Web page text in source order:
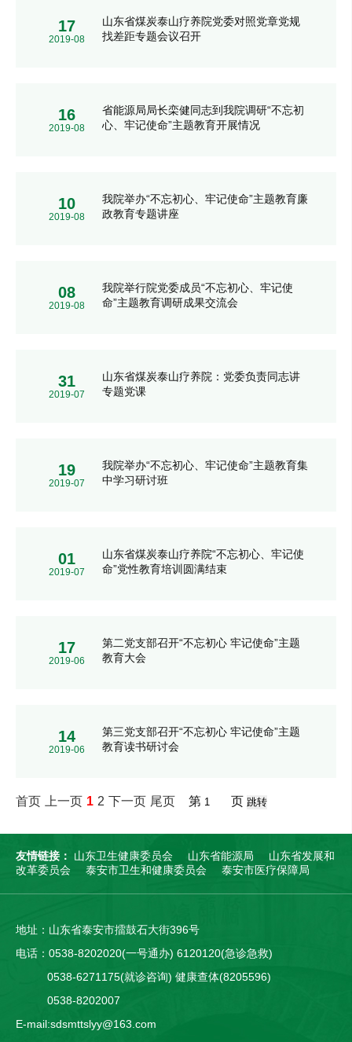
17
2019-08
山东省煤炭泰山疗养院党委对照党章党规
找差距专题会议召开
16
2019-08
省能源局局长栾健同志到我院调研“不忘初
心、牢记使命”主题教育开展情况
10
2019-08
我院举办“不忘初心、牢记使命”主题教育廉
政教育专题讲座
08
2019-08
我院举行院党委成员“不忘初心、牢记使
命”主题教育调研成果交流会
31
2019-07
山东省煤炭泰山疗养院：党委负责同志讲
专题党课
19
2019-07
我院举办“不忘初心、牢记使命”主题教育集
中学习研讨班
01
2019-07
山东省煤炭泰山疗养院“不忘初心、牢记使
命”党性教育培训圆满结束
17
2019-06
第二党支部召开“不忘初心 牢记使命”主题
教育大会
14
2019-06
第三党支部召开“不忘初心 牢记使命”主题
教育读书研讨会
首页 上一页 1 2 下一页 尾页 第 页
友情链接： 山东卫生健康委员会 山东省能源局
山东省发展和
改革委员会
泰安市卫生和健康委员会 泰安市医疗保障局
地址：山东省泰安市擂鼓石大街396号
电话：0538-8202020(一号通办) 6120120(急诊急救)
0538-6271175(就诊咨询) 健康查体(8205596)
0538-8202007
E-mail:sdsmttslyy@163.com